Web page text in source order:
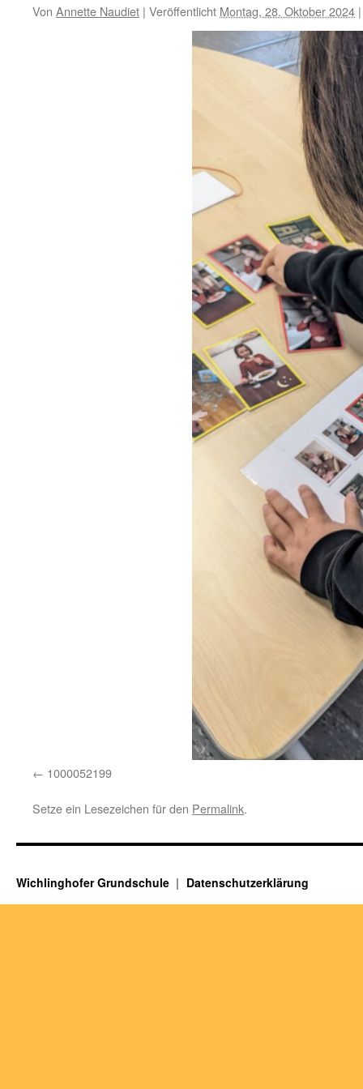
Von Annette Naudiet | Veröffentlicht Montag, 28. Oktober 2024 |
1000052199
Setze ein Lesezeichen für den Permalink.
Wichlinghofer Grundschule Datenschutzerklärung